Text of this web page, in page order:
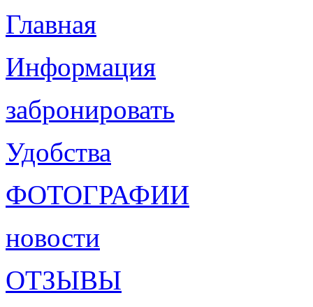
Главная
Информация
забронировать
Удобства
ФОТОГРАФИИ
новости
ОТЗЫВЫ